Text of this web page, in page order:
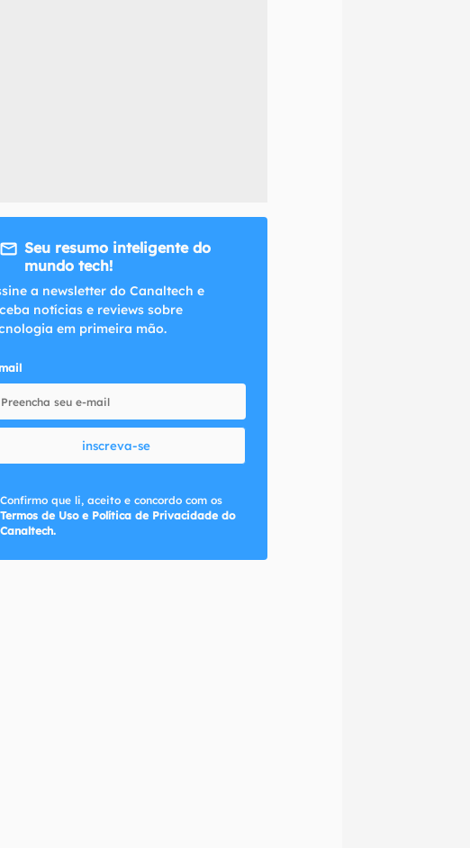
do Canaltech.
Seu resumo inteligente do
mundo tech!
a newsletter do Canaltech e
notícias e reviews sobre
em primeira mão.
inscreva-se
Confirmo que li, aceito e concordo com os
Termos de Uso e Política de Privacidade do
Canaltech.